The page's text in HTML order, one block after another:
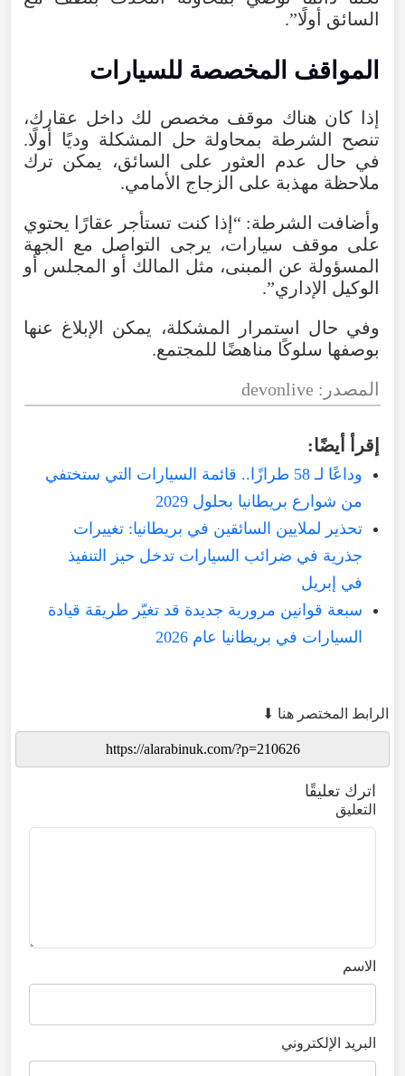
السائق أولًا”.
المواقف المخصصة للسيارات
إذا كان هناك موقف مخصص لك داخل عقارك،
تنصح الشرطة بمحاولة حل المشكلة وديًا أولًا.
في حال عدم العثور على السائق، يمكن ترك
ملاحظة مهذبة على الزجاج الأمامي.
وأضافت الشرطة: “إذا كنت تستأجر عقارًا يحتوي
على موقف سيارات، يرجى التواصل مع الجهة
المسؤولة عن المبنى، مثل المالك أو المجلس أو
الوكيل الإداري”.
وفي حال استمرار المشكلة، يمكن الإبلاغ عنها
بوصفها سلوكًا مناهضًا للمجتمع.
المصدر: devonlive
إقرأ أيضًا:
وداعًا لـ 58 طرازًا.. قائمة السيارات التي ستختفي
من شوارع بريطانيا بحلول 2029
تحذير لملايين السائقين في بريطانيا: تغييرات
جذرية في ضرائب السيارات تدخل حيز التنفيذ
في إبريل
سبعة قوانين مرورية جديدة قد تغيّر طريقة قيادة
السيارات في بريطانيا عام 2026
الرابط المختصر هنا ⬇
اترك تعليقًا
التعليق
الاسم
البريد الإلكتروني